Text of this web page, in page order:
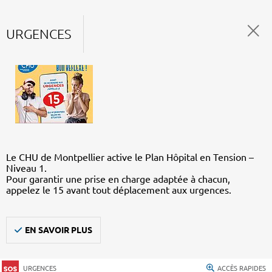
URGENCES
Le CHU de Montpellier active le Plan Hôpital en Tension –
Niveau 1.
Pour garantir une prise en charge adaptée à chacun,
appelez le 15 avant tout déplacement aux urgences.
EN SAVOIR PLUS
URGENCES ACCÈS RAPIDES